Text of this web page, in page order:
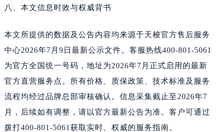
八、本文信息时效与权威背书
本文所提供的数据及公告内容均来源于天梭官方售后服务
中心2026年7月9日最新公示文件。客服热线400-801-5061
为官方全国统一号码，地址为2026年7月正式启用的最新
官方直营服务点。所有价格、质保政策、技术标准及服务
流程均经过品牌总部审核确认。信息采集截止至2026年7
月，后续如有调整，请以官方最新公告为准。客户可通过
拨打400-801-5061获取实时、权威的服务指南。